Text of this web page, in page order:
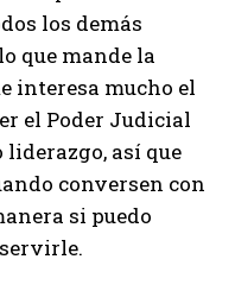
los demás
que mande la
interesa mucho el
el Poder Judicial
liderazgo, así que
conversen con
si puedo